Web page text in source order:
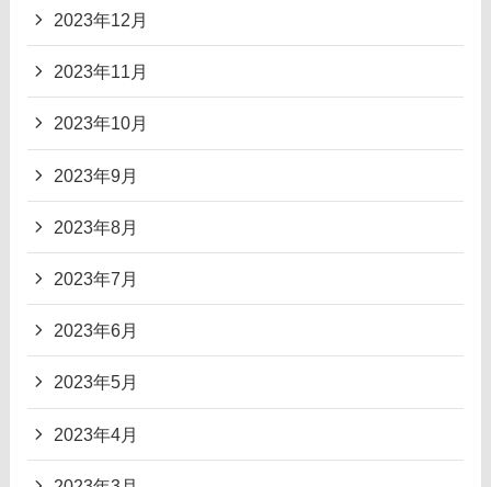
2023年12月
2023年11月
2023年10月
2023年9月
2023年8月
2023年7月
2023年6月
2023年5月
2023年4月